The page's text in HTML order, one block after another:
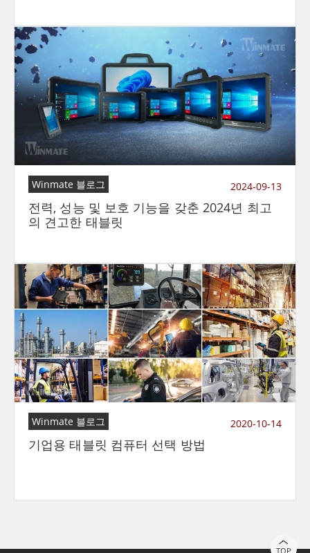
Winmate 블로그 2024-09-13
전력, 성능 및 보호 기능을 갖춘 2024년 최고
의 견고한 태블릿
Winmate 블로그 2020-10-14
기업용 태블릿 컴퓨터 선택 방법
TOP